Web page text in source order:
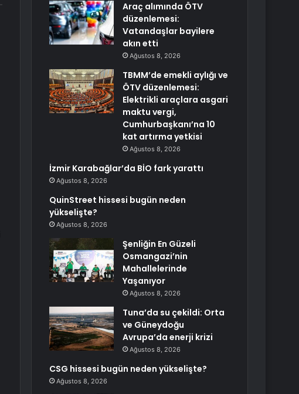
Araç alımında ÖTV
düzenlemesi:
Vatandaşlar bayilere
akın etti
Ağustos 8, 2026
TBMM’de emekli aylığı ve
ÖTV düzenlemesi:
Elektrikli araçlara asgari
maktu vergi,
Cumhurbaşkanı’na 10
kat artırma yetkisi
Ağustos 8, 2026
İzmir Karabağlar’da BİO fark yarattı
Ağustos 8, 2026
QuinStreet hissesi bugün neden
yükselişte?
Ağustos 8, 2026
Şenliğin En Güzeli
Osmangazi’nin
Mahallelerinde
Yaşanıyor
Ağustos 8, 2026
Tuna’da su çekildi: Orta
ve Güneydoğu
Avrupa’da enerji krizi
Ağustos 8, 2026
CSG hissesi bugün neden yükselişte?
Ağustos 8, 2026